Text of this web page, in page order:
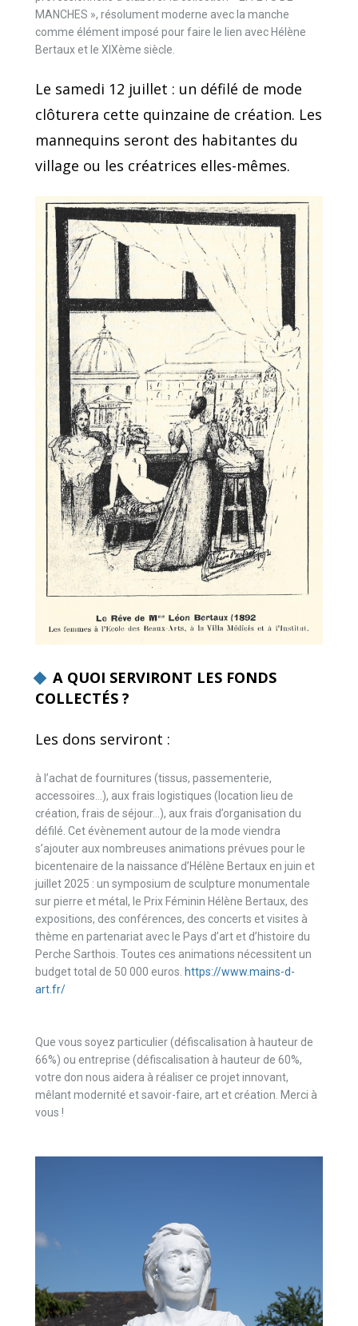
MANCHES », résolument moderne avec la manche
comme élément imposé pour faire le lien avec Hélène
Bertaux et le XIXème siècle.
Le samedi 12 juillet : un défilé de mode
clôturera cette quinzaine de création. Les
mannequins seront des habitantes du
village ou les créatrices elles-mêmes.
A QUOI SERVIRONT LES FONDS
COLLECTÉS ?
Les dons serviront :
à l’achat de fournitures (tissus, passementerie,
accessoires…), aux frais logistiques (location lieu de
création, frais de séjour…), aux frais d’organisation du
défilé. Cet évènement autour de la mode viendra
s’ajouter aux nombreuses animations prévues pour le
bicentenaire de la naissance d’Hélène Bertaux en juin et
juillet 2025 : un symposium de sculpture monumentale
sur pierre et métal, le Prix Féminin Hélène Bertaux, des
expositions, des conférences, des concerts et visites à
thème en partenariat avec le Pays d’art et d’histoire du
Perche Sarthois. Toutes ces animations nécessitent un
budget total de 50 000 euros. https://www.mains-d-
art.fr/
Que vous soyez particulier (défiscalisation à hauteur de
66%) ou entreprise (défiscalisation à hauteur de 60%,
votre don nous aidera à réaliser ce projet innovant,
mêlant modernité et savoir-faire, art et création. Merci à
vous !